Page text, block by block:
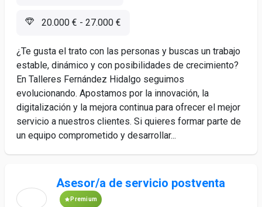
20.000 € - 27.000 €
¿Te gusta el trato con las personas y buscas un trabajo
estable, dinámico y con posibilidades de crecimiento?
En Talleres Fernández Hidalgo seguimos
evolucionando. Apostamos por la innovación, la
digitalización y la mejora continua para ofrecer el mejor
servicio a nuestros clientes. Si quieres formar parte de
un equipo comprometido y desarrollar...
Asesor/a de servicio postventa
Premium